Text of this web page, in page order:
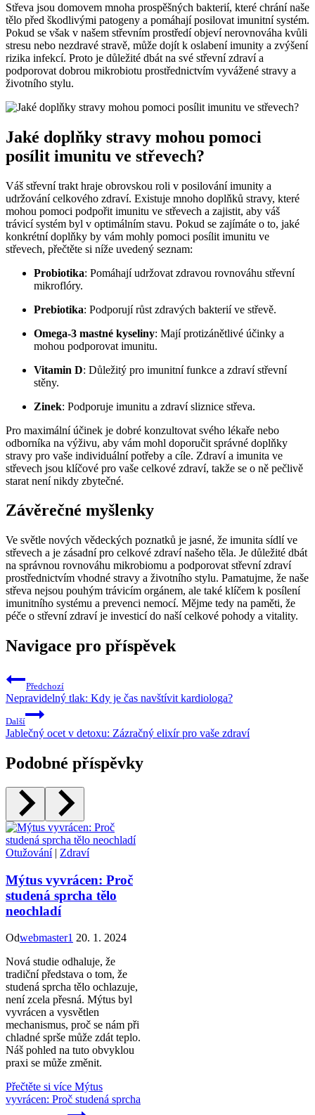
Střeva jsou domovem mnoha prospěšných bakterií, které chrání naše
tělo před škodlivými patogeny a pomáhají posilovat imunitní systém.
Pokud se však v našem střevním prostředí objeví nerovnováha kvůli
stresu nebo nezdravé stravě, může dojít k oslabení imunity a zvýšení
rizika infekcí. Proto je důležité dbát na své střevní zdraví a
podporovat dobrou mikrobiotu prostřednictvím vyvážené stravy a
životního stylu.
Jaké doplňky stravy mohou pomoci
posílit imunitu ve střevech?
Váš střevní trakt hraje obrovskou roli v posilování imunity a
udržování celkového zdraví. Existuje mnoho doplňků stravy, které
mohou pomoci podpořit imunitu ve střevech a zajistit, aby váš
trávicí systém byl v optimálním stavu. Pokud se zajímáte o to, jaké
konkrétní doplňky by vám mohly pomoci posílit imunitu ve
střevech, přečtěte si níže uvedený seznam:
Probiotika: Pomáhají udržovat zdravou rovnováhu střevní
mikroflóry.
Prebiotika: Podporují růst zdravých bakterií ve střevě.
Omega-3 mastné kyseliny: Mají protizánětlivé účinky a
mohou podporovat imunitu.
Vitamin D: Důležitý pro imunitní funkce a zdraví střevní
stěny.
Zinek: Podporuje imunitu a zdraví sliznice střeva.
Pro maximální účinek je dobré konzultovat svého lékaře nebo
odborníka na výživu, aby vám mohl doporučit správné doplňky
stravy pro vaše individuální potřeby a cíle. Zdraví a imunita ve
střevech jsou klíčové pro vaše celkové zdraví, takže se o ně pečlivě
starat není nikdy zbytečné.
Závěrečné myšlenky
Ve světle nových vědeckých poznatků je jasné, že imunita sídlí ve
střevech a je zásadní pro celkové zdraví našeho těla. Je důležité dbát
na správnou rovnováhu mikrobiomu a podporovat střevní zdraví
prostřednictvím vhodné stravy a životního stylu. Pamatujme, že naše
střeva nejsou pouhým trávicím orgánem, ale také klíčem k posílení
imunitního systému a prevenci nemocí. Mějme tedy na paměti, že
péče o střevní zdraví je investicí do naší celkové pohody a vitality.
Navigace pro příspěvek
Předchozí
Nepravidelný tlak: Kdy je čas navštívit kardiologa?
Další
Jablečný ocet v detoxu: Zázračný elixír pro vaše zdraví
Podobné příspěvky
Otužování| Zdraví
Mýtus vyvrácen: Proč
studená sprcha tělo
neochladí
Odwebmaster1 20. 1. 2024
Nová studie odhaluje, že
tradiční představa o tom, že
studená sprcha tělo ochlazuje,
není zcela přesná. Mýtus byl
vyvrácen a vysvětlen
mechanismus, proč se nám při
chladné sprše může zdát teplo.
Náš pohled na tuto obvyklou
praxi se může změnit.
Přečtěte si více Mýtus
vyvrácen: Proč studená sprcha